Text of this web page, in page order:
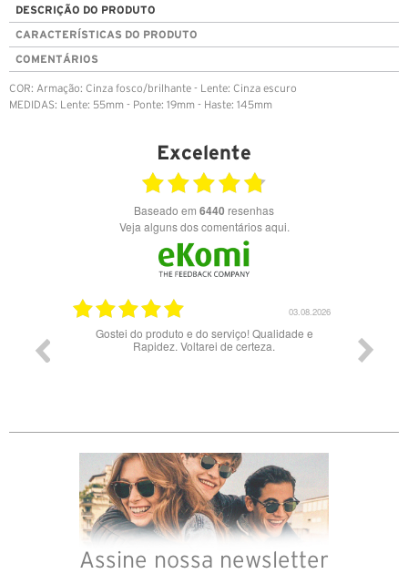
DESCRIÇÃO DO PRODUTO
CARACTERÍSTICAS DO PRODUTO
COMENTÁRIOS
COR: Armação: Cinza fosco/brilhante - Lente: Cinza escuro
MEDIDAS: Lente: 55mm - Ponte: 19mm - Haste: 145mm
Excelente
Baseado em 6440 resenhas
Veja alguns dos comentários aqui.
03.08.2026
e do serviço! Qualidade e
Voltarei de certeza.
Bons óculos.
Assine nossa newsletter